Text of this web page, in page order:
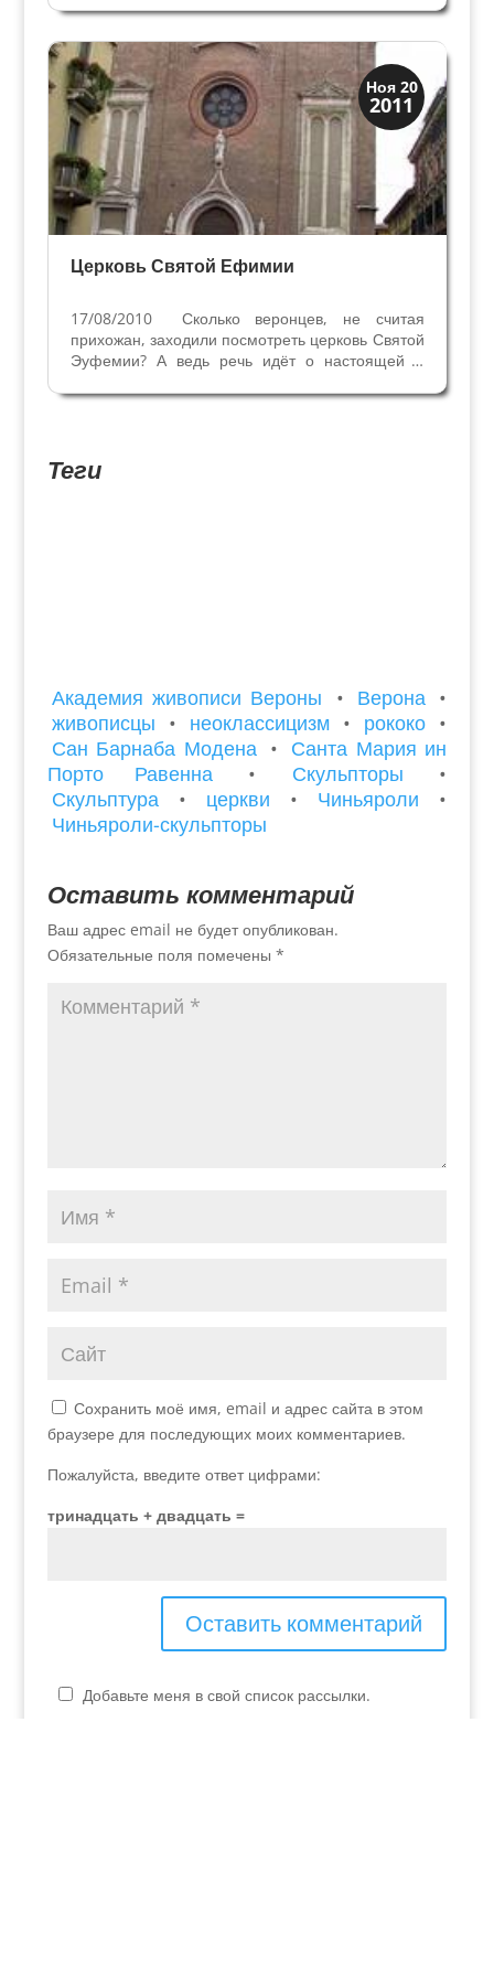
кирпичной кладки на колокольне и в атрио
перед входом в церковь. От примитивной
церквушки на этом месте сохранились...
Ноя 20
2011
Скрытая Верона
Церкви
Церковь Святой Ефимии
17/08/2010 Сколько веронцев, не считая
прихожан, заходили посмотреть церковь Святой
Эуфемии? А ведь речь идёт о настоящей и
останавливаться на архитектуре и истории
Теги
Академия живописи Вероны • Верона •
живописцы • неоклассицизм • рококо •
Сан Барнаба Модена • Санта Мария ин
Порто Равенна
• Скульпторы
•
Скульптура
• церкви • Чиньяроли
•
Чиньяроли-скульпторы
Оставить комментарий
Ваш адрес email не будет опубликован.
Обязательные поля помечены *
Сохранить моё имя, email и адрес сайта в этом
браузере для последующих моих комментариев.
Пожалуйста, введите ответ цифрами:
тринадцать + двадцать =
Добавьте меня в свой список рассылки.